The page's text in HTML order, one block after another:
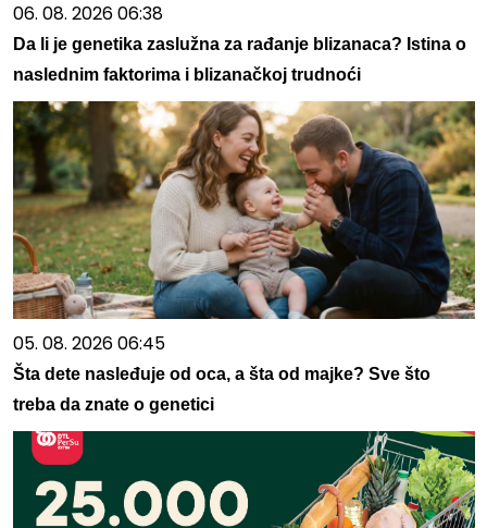
06. 08. 2026 06:38
Da li je genetika zaslužna za rađanje blizanaca? Istina o
naslednim faktorima i blizanačkoj trudnoći
05. 08. 2026 06:45
Šta dete nasleđuje od oca, a šta od majke? Sve što
treba da znate o genetici